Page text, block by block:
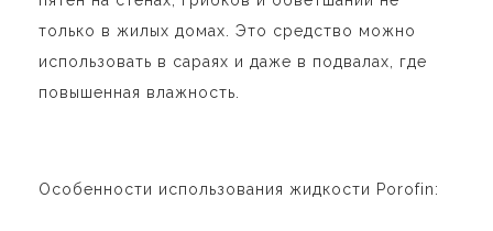
только в жилых домах. Это средство можно
использовать в сараях и даже в подвалах, где
повышенная влажность.
Особенности использования жидкости Porofin: